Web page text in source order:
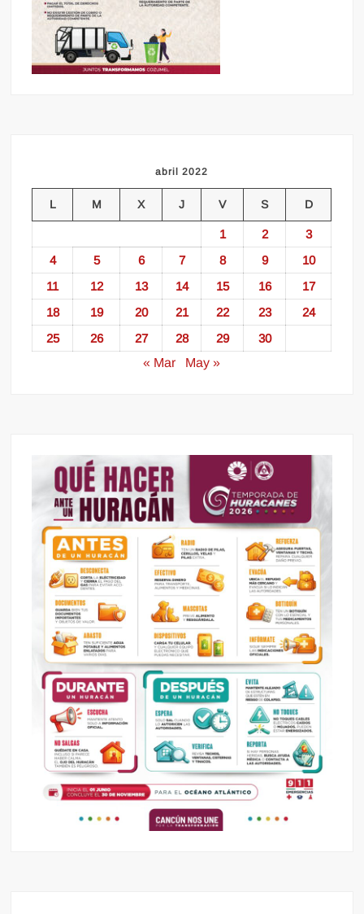
abril 2022
L M X J V S D
1 2
3
4
5 6 7 8 9
10
11
12 13 14 15 16
17
18
19 20 21 22 23
24
25
26 27 28 29
30
« Mar
May »